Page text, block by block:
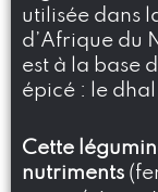
utilisée dans
d’Afrique du
est à la base
épicé : le
Cette
nutriments